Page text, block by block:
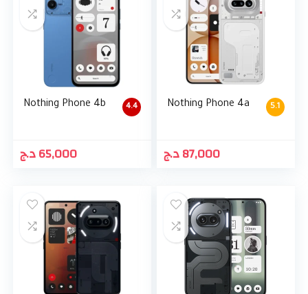
4.4
Nothing Phone 4b
65,000د.ج
5.1
Nothing Phone 4a
87,000د.ج